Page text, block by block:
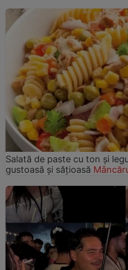
Salată de paste cu ton și
gustoasă și sățioasă